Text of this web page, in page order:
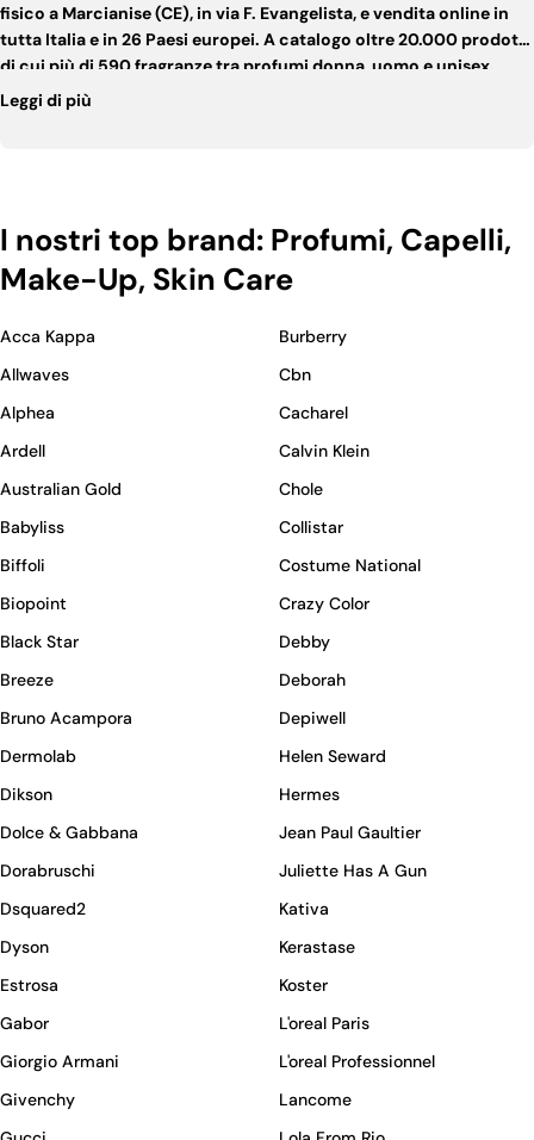
fisico a Marcianise (CE), in via F. Evangelista, e vendita online in
tutta Italia e in 26 Paesi europei. A catalogo oltre 20.000 prodotti,
di cui più di 590 fragranze tra profumi donna, uomo e unisex.
Tutti i prodotti sono originali e acquistati da canali autorizzati.
Spedizione gratuita sopra € 79,90, campioncini omaggio in ogni
Leggi di più
I nostri top brand: Profumi, Capelli,
Make-Up, Skin Care
Acca Kappa
Allwaves
Alphea
Ardell
Australian Gold
Babyliss
Biffoli
Biopoint
Black Star
Breeze
Bruno Acampora
Burberry
Cbn
Cacharel
Calvin Klein
Chole
Collistar
Costume National
Crazy Color
Debby
Deborah
Depiwell
Dermolab
Dikson
Dolce & Gabbana
Dorabruschi
Dsquared2
Dyson
Estrosa
Gabor
Giorgio Armani
Givenchy
Helen Seward
Hermes
Jean Paul Gaultier
Juliette Has A Gun
Kativa
Kerastase
Koster
L'oreal Paris
L'oreal Professionnel
Lancome